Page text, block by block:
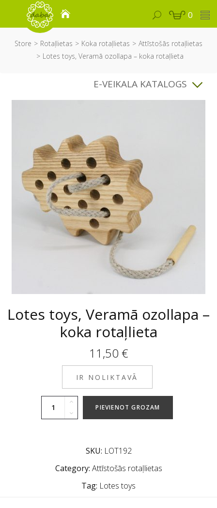
0
Store Rotaļlietas Koka rotaļlietas
Attīstošās rotaļlietas
Lotes toys, Veramā ozollapa – koka rotaļlieta
E-VEIKALA KATALOGS
Lotes toys, Veramā ozollapa –
koka rotaļlieta
11,50 €
IR NOLIKTAVĀ
PIEVIENOT GROZAM
SKU: LOT192
Category: Attīstošās rotaļlietas
Tag: Lotes toys